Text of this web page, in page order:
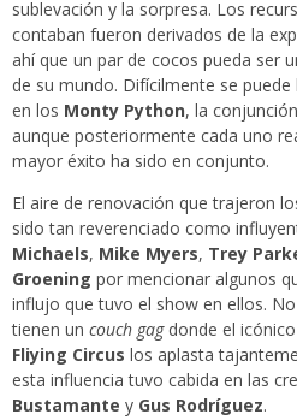
sublevación y la sorpresa. Los
contaban fueron derivados de la
ahí que un par de cocos pueda ser
de su mundo. Difícilmente se
en los Monty Python, la
aunque posteriormente cada uno
mayor éxito ha sido en conjunto.
El aire de renovación que trajeron
sido tan reverenciado como
Michaels, Mike Myers, Trey
Groening por mencionar algunos
influjo que tuvo el show en ellos.
tienen un couch gagdonde el
Fliying Circus los aplasta
esta influencia tuvo cabida en las
Bustamante y Gus Rodríguez.